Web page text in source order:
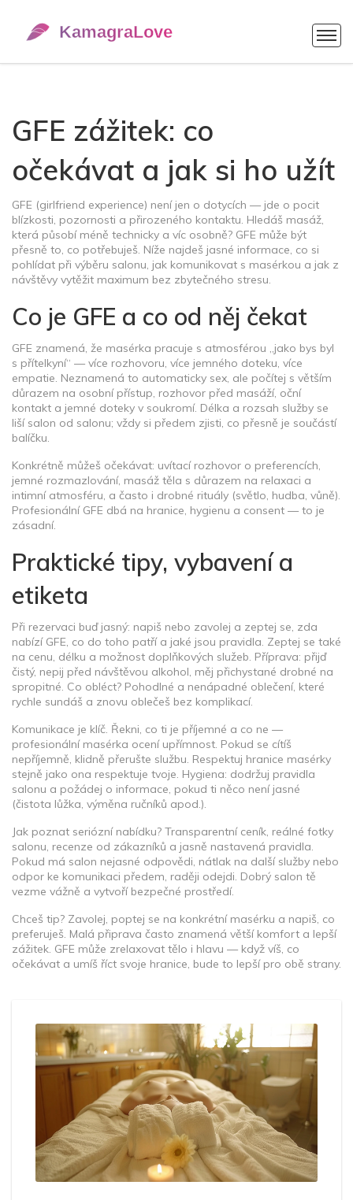
GFE zážitek: co
očekávat a jak si ho užít
GFE (girlfriend experience) není jen o dotycích — jde o pocit
blízkosti, pozornosti a přirozeného kontaktu. Hledáš masáž,
která působí méně technicky a víc osobně? GFE může být
přesně to, co potřebuješ. Níže najdeš jasné informace, co si
pohlídat při výběru salonu, jak komunikovat s masérkou a jak z
návštěvy vytěžit maximum bez zbytečného stresu.
Co je GFE a co od něj čekat
GFE znamená, že masérka pracuje s atmosférou „jako bys byl
s přítelkyní“ — více rozhovoru, více jemného doteku, více
empatie. Neznamená to automaticky sex, ale počítej s větším
důrazem na osobní přístup, rozhovor před masáží, oční
kontakt a jemné doteky v soukromí. Délka a rozsah služby se
liší salon od salonu; vždy si předem zjisti, co přesně je součástí
balíčku.
Konkrétně můžeš očekávat: uvítací rozhovor o preferencích,
jemné rozmazlování, masáž těla s důrazem na relaxaci a
intimní atmosféru, a často i drobné rituály (světlo, hudba, vůně).
Profesionální GFE dbá na hranice, hygienu a consent — to je
zásadní.
Praktické tipy, vybavení a
etiketa
Při rezervaci buď jasný: napiš nebo zavolej a zeptej se, zda
nabízí GFE, co do toho patří a jaké jsou pravidla. Zeptej se také
na cenu, délku a možnost doplňkových služeb. Příprava: přijď
čistý, nepij před návštěvou alkohol, měj přichystané drobné na
spropitné. Co obléct? Pohodlné a nenápadné oblečení, které
rychle sundáš a znovu oblečeš bez komplikací.
Komunikace je klíč. Řekni, co ti je příjemné a co ne —
profesionální masérka ocení upřímnost. Pokud se cítíš
nepříjemně, klidně přerušte službu. Respektuj hranice masérky
stejně jako ona respektuje tvoje. Hygiena: dodržuj pravidla
salonu a požádej o informace, pokud ti něco není jasné
(čistota lůžka, výměna ručníků apod.).
Jak poznat seriózní nabídku? Transparentní ceník, reálné fotky
salonu, recenze od zákazníků a jasně nastavená pravidla.
Pokud má salon nejasné odpovědi, nátlak na další služby nebo
odpor ke komunikaci předem, raději odejdi. Dobrý salon tě
vezme vážně a vytvoří bezpečné prostředí.
Chceš tip? Zavolej, poptej se na konkrétní masérku a napiš, co
preferuješ. Malá připrava často znamená větší komfort a lepší
zážitek. GFE může zrelaxovat tělo i hlavu — když víš, co
očekávat a umíš říct svoje hranice, bude to lepší pro obě strany.